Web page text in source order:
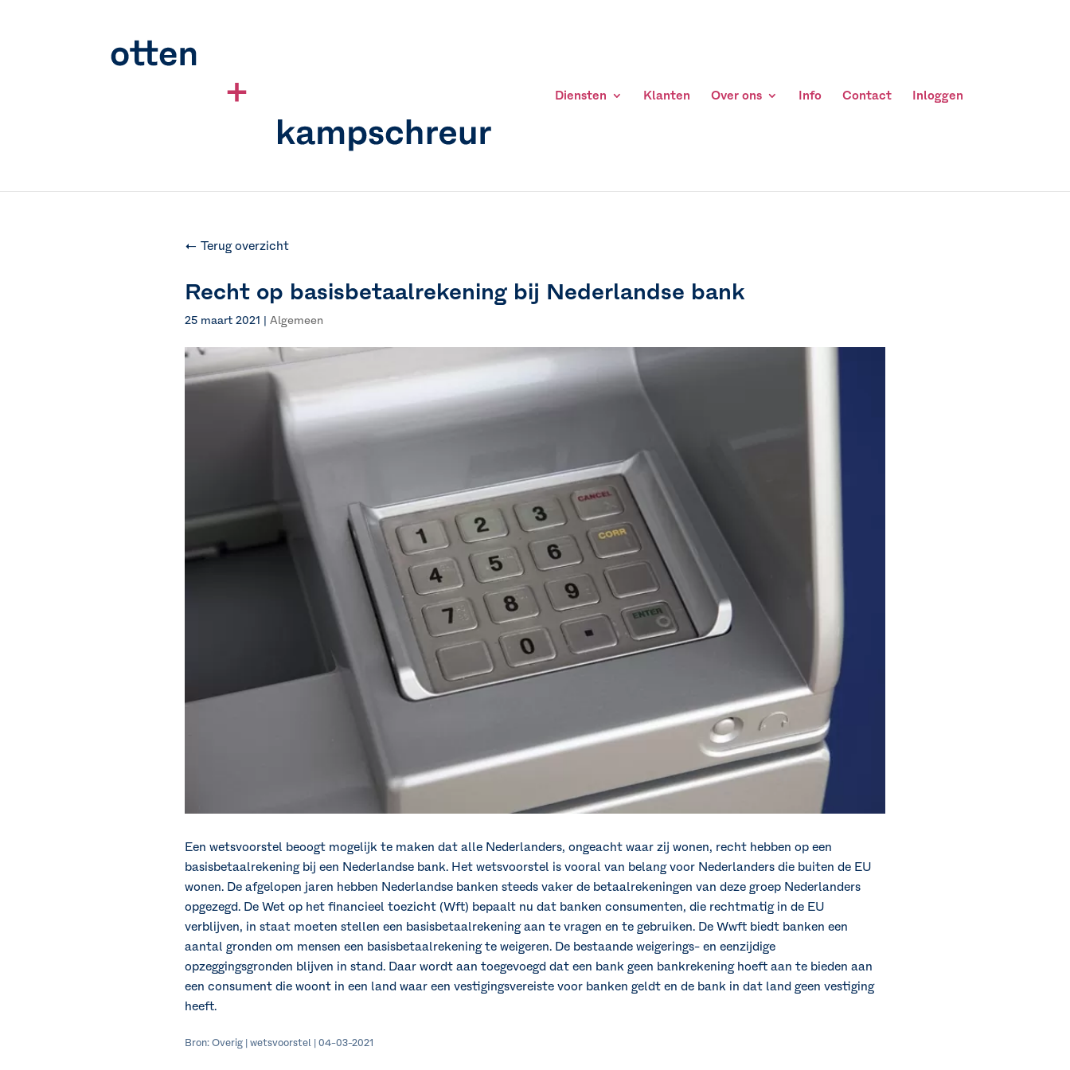
Diensten Klanten Over ons Info Contact Inloggen
← Terug overzicht
Recht op basisbetaalrekening bij Nederlandse bank
25 maart 2021 | Algemeen
Een wetsvoorstel beoogt mogelijk te maken dat alle Nederlanders, ongeacht waar zij wonen, recht hebben op een
basisbetaalrekening bij een Nederlandse bank. Het wetsvoorstel is vooral van belang voor Nederlanders die buiten de EU
wonen. De afgelopen jaren hebben Nederlandse banken steeds vaker de betaalrekeningen van deze groep Nederlanders
opgezegd. De Wet op het financieel toezicht (Wft) bepaalt nu dat banken consumenten, die rechtmatig in de EU
verblijven, in staat moeten stellen een basisbetaalrekening aan te vragen en te gebruiken. De Wwft biedt banken een
aantal gronden om mensen een basisbetaalrekening te weigeren. De bestaande weigerings- en eenzijdige
opzeggingsgronden blijven in stand. Daar wordt aan toegevoegd dat een bank geen bankrekening hoeft aan te bieden aan
een consument die woont in een land waar een vestigingsvereiste voor banken geldt en de bank in dat land geen vestiging
heeft.
Bron: Overig | wetsvoorstel | 04-03-2021